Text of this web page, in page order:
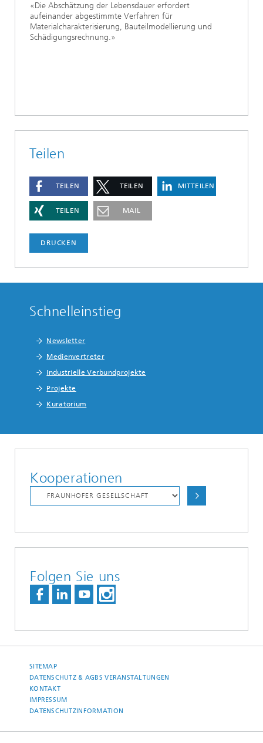
«Die Abschätzung der Lebensdauer erfordert
aufeinander abgestimmte Verfahren für
Materialcharakterisierung, Bauteilmodellierung und
Schädigungsrechnung.»
Teilen
TEILEN TEILEN MITTEILEN
TEILEN MAIL
DRUCKEN
Schnelleinstieg
Newsletter
Medienvertreter
Industrielle Verbundprojekte
Projekte
Kuratorium
Kooperationen
Folgen Sie uns
SITEMAP
DATENSCHUTZ & AGBS VERANSTALTUNGEN
KONTAKT
IMPRESSUM
DATENSCHUTZINFORMATION